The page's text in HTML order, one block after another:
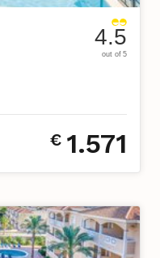
4.5
out of 5
€ 1.571